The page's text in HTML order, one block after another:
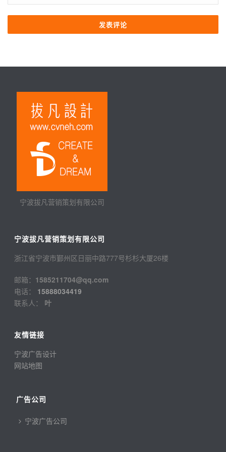
宁波拔凡营销策划有限公司
宁波拔凡营销策划有限公司
浙江省宁波市鄞州区日丽中路777号杉杉大厦26楼
邮箱： 1585211704@qq.com
电话：
15888034419
联系人： 叶
友情链接
宁波广告设计
网站地图
广告公司
宁波广告公司